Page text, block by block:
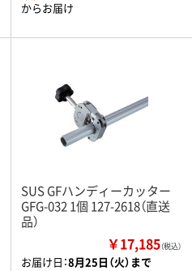
からお届け
SUS GFハンディーカッター
GFG-032 1個 127-2618（直送
品）
￥17,185（税込）
お届け日：8月25日（火）まで